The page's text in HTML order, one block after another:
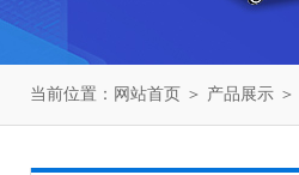
当前位置： 网站首页 ＞ 产品展示 ＞